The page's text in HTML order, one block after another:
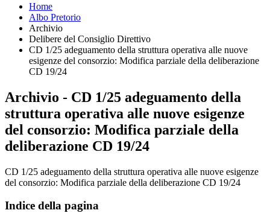
Home
Albo Pretorio
Archivio
Delibere del Consiglio Direttivo
CD 1/25 adeguamento della struttura operativa alle nuove
esigenze del consorzio: Modifica parziale della deliberazione
CD 19/24
Archivio - CD 1/25 adeguamento della
struttura operativa alle nuove esigenze
del consorzio: Modifica parziale della
deliberazione CD 19/24
CD 1/25 adeguamento della struttura operativa alle nuove esigenze
del consorzio: Modifica parziale della deliberazione CD 19/24
Indice della pagina